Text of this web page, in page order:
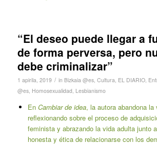
“El deseo puede llegar a
de forma perversa, pero
debe criminalizar”
1 apirila, 2019 / in Bizkaia @es, Cultura, EL DIARIO,
@es, Homosexualidad, Lesbianismo
EnCambiar de idea, la autora abandona la
reflexionando sobre el proceso de
feminista y abrazando la vida adulta junto
honesta y ética de relacionarse con los